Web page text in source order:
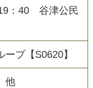
：40 谷津公民
ープ【S0620】
他